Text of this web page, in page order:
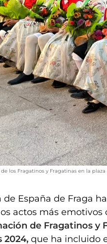
los Fragatinos y Fragatinas en la plaza
de España de Fraga
actos más emotivos
de Fragatinos y
2024, que ha incluido